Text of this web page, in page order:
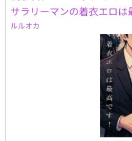
サラリーマンの着衣エロ
ルルオカ